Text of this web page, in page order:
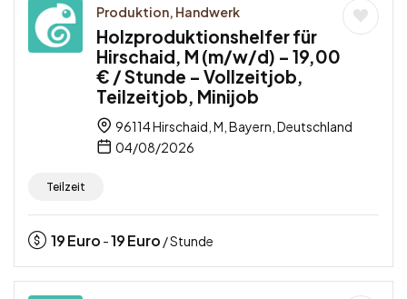
Produktion, Handwerk
Holzproduktionshelfer für
Hirschaid, M (m/w/d) – 19,00
€ / Stunde – Vollzeitjob,
Teilzeitjob, Minijob
96114 Hirschaid, M, Bayern, Deutschland
04/08/2026
Teilzeit
19Euro -19Euro / Stunde